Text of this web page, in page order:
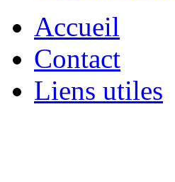
Accueil
Contact
Liens utiles